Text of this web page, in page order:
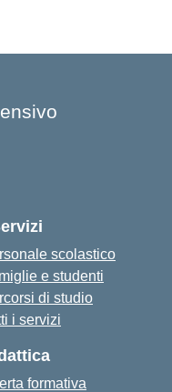
scolastico
e studenti
di studio
i servizi
formativa